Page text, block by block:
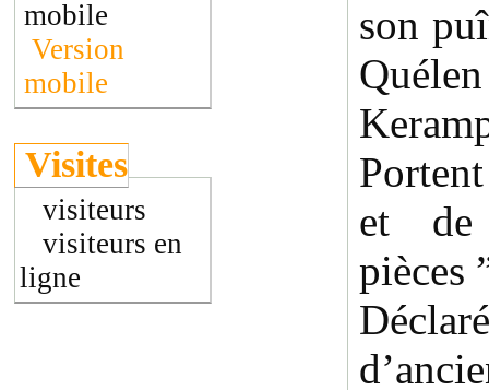
Version
mobile
Visites
visiteurs
visiteurs en
ligne
son
et de
pièces